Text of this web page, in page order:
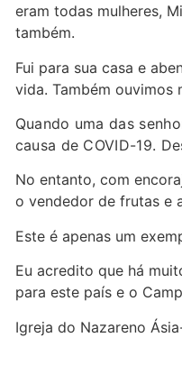
eram todas mulheres,
também.
Fui para sua casa e
vida. Também ouvimos
Quando uma das
causa de COVID-19.
No entanto, com
o vendedor de frutas e
Este é apenas um
Eu acredito que há
para este país e o
Igreja do Nazareno